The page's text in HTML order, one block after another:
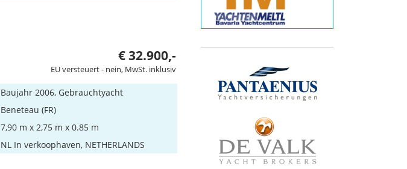
€ 32.900,-
EU versteuert - nein, MwSt. inklusiv
Baujahr 2006, Gebrauchtyacht
Beneteau (FR)
7,90 m x 2,75 m x 0.85 m
NL In verkoophaven, NETHERLANDS